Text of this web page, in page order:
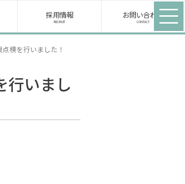
ビュー
ルセンター
採用情報
RECRUIT
お問い合わせ
CONTACT
検を行いました！
行いまし